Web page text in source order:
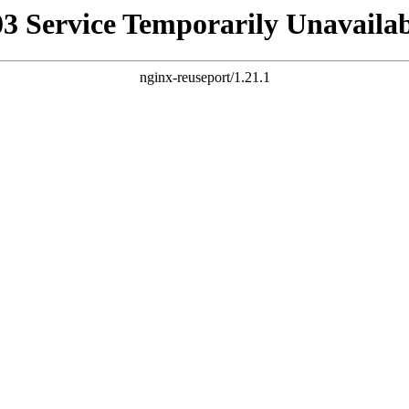
Service Temporarily
nginx-reuseport/1.21.1